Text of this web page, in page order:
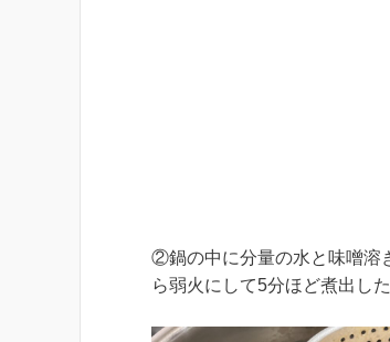
②鍋の中に分量の水と味噌溶
ら弱火にして5分ほど煮出し